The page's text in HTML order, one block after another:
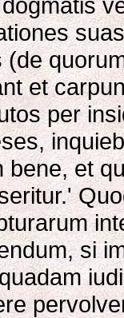
et
per
bene, et
si